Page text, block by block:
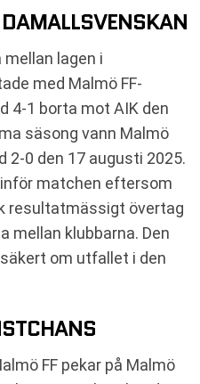
lagen i
med Malmö FF-
4-1 borta mot AIK den
säsong vann Malmö
2-0 den 17 augusti 2025.
matchen eftersom
resultatmässigt övertag
mellan klubbarna. Den
om utfallet i den
FF pekar på Malmö